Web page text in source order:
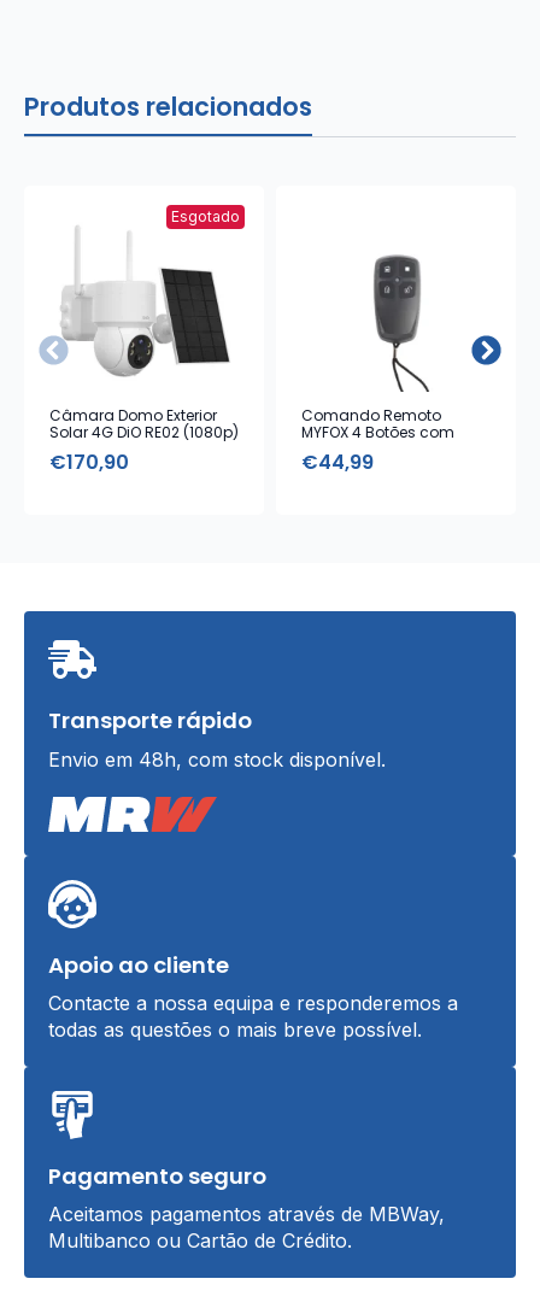
Produtos relacionados
Esgotado
Câmara Domo Exterior
Solar 4G DiO RE02 (1080p)
€170,90
Comando Remoto
MYFOX 4 Botões com
€44,99
Transporte rápido
Envio em 48h, com stock disponível.
Apoio ao cliente
Contacte a nossa equipa e responderemos a
todas as questões o mais breve possível.
Pagamento seguro
Aceitamos pagamentos através de MBWay,
Multibanco ou Cartão de Crédito.